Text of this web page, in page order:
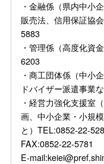
・金融係（県内中小
販売法、信用保証協
5883
・管理係（高度化資
6203
・商工団体係（中小
ドバイザー派遣事業
・経営力強化支援室
画、中小企業・小規
と）TEL:0852-22-
FAX:0852-22-5781
E-